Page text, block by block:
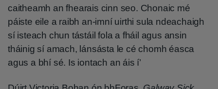
caitheamh an fhearais cinn seo. Chonaic mé
páiste eile a raibh an-imní uirthi sula ndeachaigh
sí isteach chun tástáil fola a fháil agus ansin
tháinig sí amach, lánsásta le cé chomh éasca
agus a bhí sé. Is iontach an áis í’